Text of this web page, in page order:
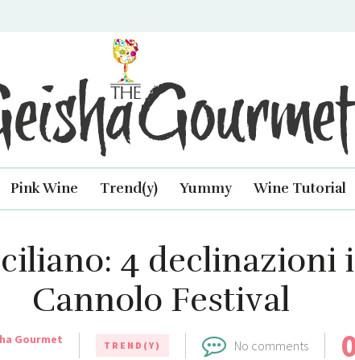
Pink Wine Trend(y) Yummy Wine Tutorial
4 declinazioni
Cannolo Festival
Gourmet TREND(Y) No comments